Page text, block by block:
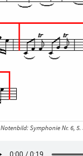
Notenbild: Symphonie Nr. 6, 5.